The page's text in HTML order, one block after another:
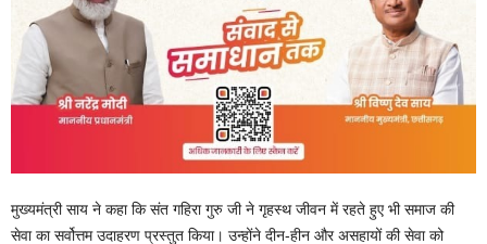
मुख्यमंत्री साय ने कहा कि संत गहिरा गुरु जी ने गृहस्थ जीवन में रहते हुए भी समाज की
सेवा का सर्वोत्तम उदाहरण प्रस्तुत किया। उन्होंने दीन-हीन और असहायों की सेवा को